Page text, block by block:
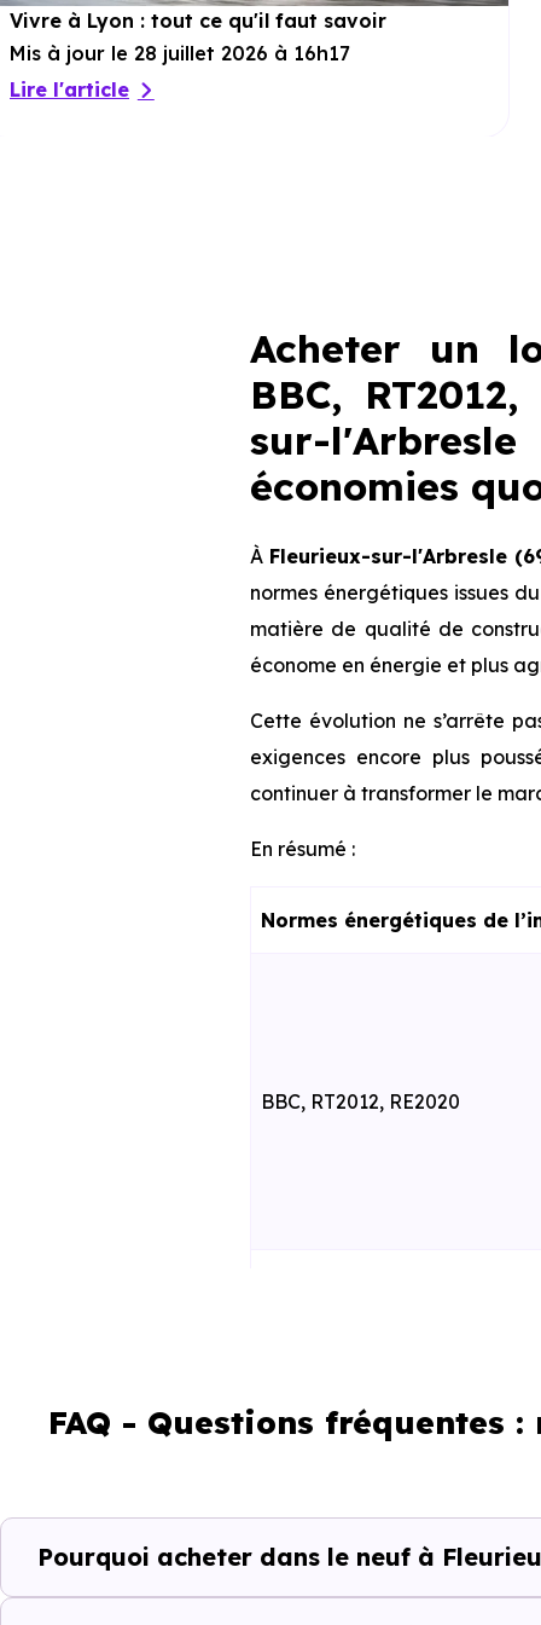
Vivre à Lyon : tout ce qu'il faut savoir
Mis à jour le 28 juillet 2026 à 16h17
Lire l'article
Acheter un
BBC,
sur-
économies
À Fleurieux-sur-l'Arbresle
normes énergétiques issues du
matière de qualité de
économe en énergie et plus
Cette évolution ne s’arrête
exigences encore plus
continuer à transformer le
En résumé :
Normes énergétiques de
BBC, RT2012, RE2020
Un projet
Acheter un bien immobilier à
FAQ - Questions fréquentes
Pourquoi acheter dans le neuf à